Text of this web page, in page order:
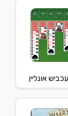
אונליין